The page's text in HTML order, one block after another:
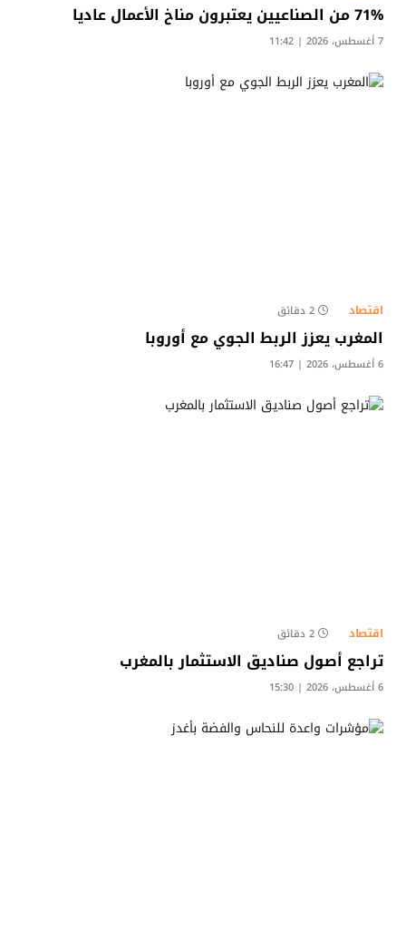
71% من الصناعيين يعتبرون مناخ الأعمال عاديا
7 أغسطس، 2026 | 11:42
اقتصاد 2 دقائق
المغرب يعزز الربط الجوي مع أوروبا
6 أغسطس، 2026 | 16:47
اقتصاد 2 دقائق
تراجع أصول صناديق الاستثمار بالمغرب
6 أغسطس، 2026 | 15:30